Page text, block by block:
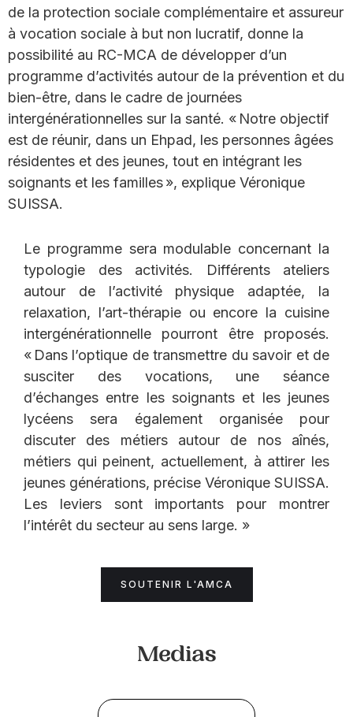
de la protection sociale complémentaire et assureur
à vocation sociale à but non lucratif, donne la
possibilité au RC-MCA de développer d’un
programme d’activités autour de la prévention et du
bien-être, dans le cadre de journées
intergénérationnelles sur la santé. « Notre objectif
est de réunir, dans un Ehpad, les personnes âgées
résidentes et des jeunes, tout en intégrant les
soignants et les familles », explique Véronique
SUISSA.
Le programme sera modulable concernant la
typologie des activités. Différents ateliers
autour de l’activité physique adaptée, la
relaxation, l’art-thérapie ou encore la cuisine
intergénérationnelle pourront être proposés.
« Dans l’optique de transmettre du savoir et de
susciter des vocations, une séance
d’échanges entre les soignants et les jeunes
lycéens sera également organisée pour
discuter des métiers autour de nos aînés,
métiers qui peinent, actuellement, à attirer les
jeunes générations, précise Véronique SUISSA.
Les leviers sont importants pour montrer
l’intérêt du secteur au sens large. »
SOUTENIR L'AMCA
Medias